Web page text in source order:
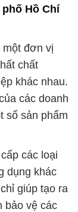
Hồ Chí
đơn vị
chất
khác nhau.
các doanh
số sản phẩm
các loại
dụng khác
giúp tạo ra
bảo vệ các